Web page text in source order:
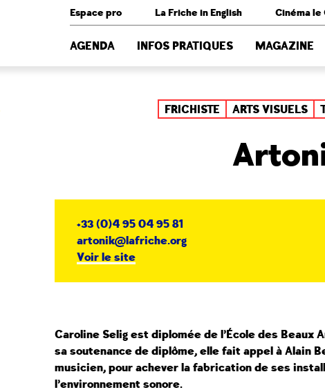
Espace pro La Friche in English Cinéma le
AGENDA INFOS PRATIQUES MAGAZINE
FRICHISTE ARTS VISUELS
+33 (0)4 95 04 95 81
artonik@lafriche.org
Voir le site
Caroline Selig est diplomée de l’École des Beaux
sa soutenance de diplôme, elle fait appel à Alain
musicien, pour achever la fabrication de ses
l’environnement sonore.